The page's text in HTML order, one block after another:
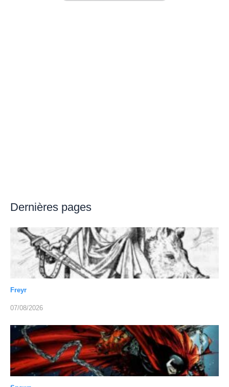
Dernières pages
Freyr
07/08/2026